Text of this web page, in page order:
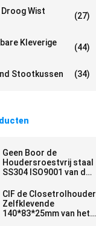
Wist
(27)
Kleverige
(44)
Stootkussen (34)
Geen Boor de
Houdersroestvrij staal
SS304 ISO9001 van de
Closetrol
CIF de Closetrolhouder
Zelfklevende
140*83*25mm van het